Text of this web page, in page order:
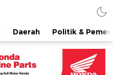
Daerah Politik &